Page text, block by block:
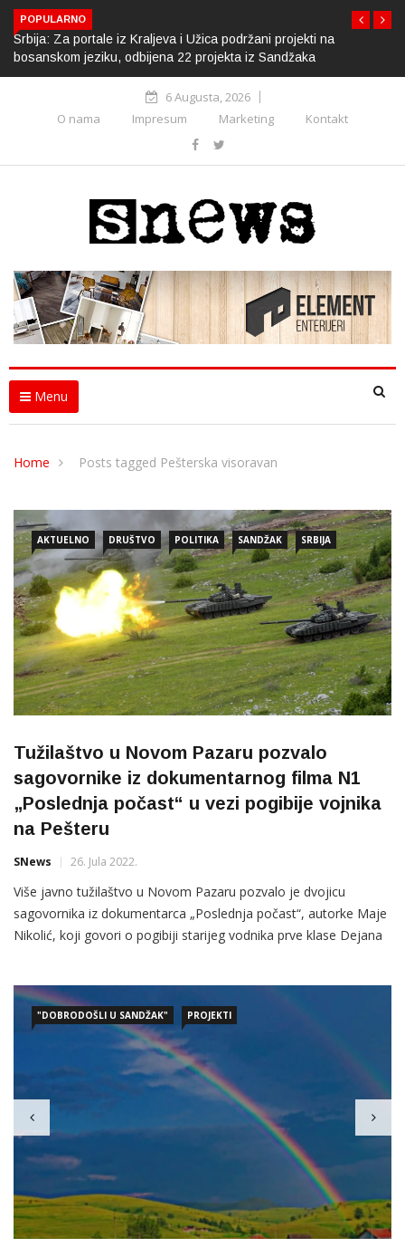
POPULARNO
Srbija: Za portale iz Kraljeva i Užica podržani projekti na
bosanskom jeziku, odbijena 22 projekta iz Sandžaka
6 Augusta, 2026
O nama
Impresum Marketing Kontakt
Menu
Home Posts tagged Pešterska visoravan
AKTUELNO DRUŠTVO POLITIKA SANDŽAK SRBIJA
Tužilaštvo u Novom Pazaru pozvalo
sagovornike iz dokumentarnog filma N1
„Poslednja počast“ u vezi pogibije vojnika
na Pešteru
SNews 26. Jula 2022.
Više javno tužilaštvo u Novom Pazaru pozvalo je dvojicu
sagovornika iz dokumentarca „Poslednja počast“, autorke Maje
Nikolić, koji govori o pogibiji starijeg vodnika prve klase Dejana
"DOBRODOŠLI U SANDŽAK" PROJEKTI